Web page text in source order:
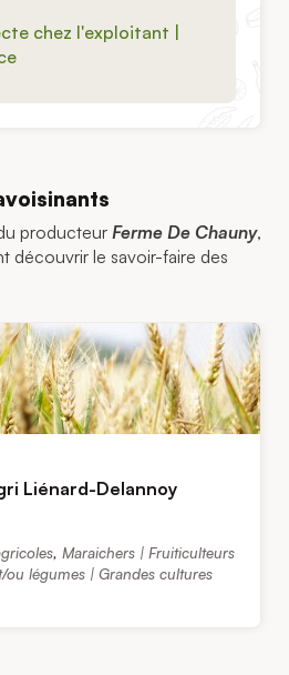
chez l'exploitant |
producteur Ferme De Chauny,
découvrir le savoir-faire des
Liénard-Delannoy
, Maraichers | Fruiticulteurs
légumes | Grandes cultures